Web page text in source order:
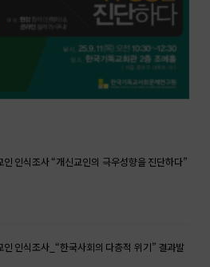
인식조사 “개신교인의 극우성향을 진단하다”
인식조사_“한국사회의 다층적 위기” 결과발